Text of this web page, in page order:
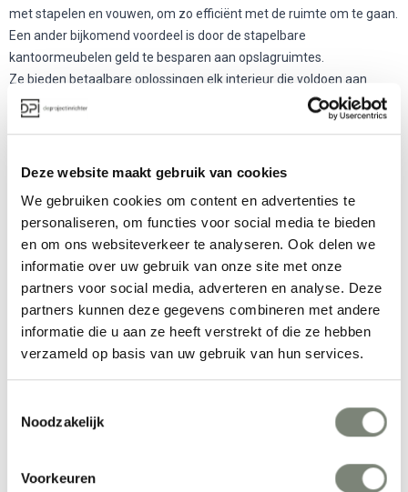
Deze website maakt gebruik van cookies
We gebruiken cookies om content en advertenties te
personaliseren, om functies voor social media te bieden
en om ons websiteverkeer te analyseren. Ook delen we
informatie over uw gebruik van onze site met onze
partners voor social media, adverteren en analyse. Deze
partners kunnen deze gegevens combineren met andere
informatie die u aan ze heeft verstrekt of die ze hebben
verzameld op basis van uw gebruik van hun services.
Noodzakelijk
Voorkeuren
met stapelen en vouwen, om zo efficiënt met de ruimte om te gaan.
Een ander bijkomend voordeel is door de stapelbare
kantoormeubelen geld te besparen aan opslagruimtes.
Ze bieden betaalbare oplossingen elk interieur die voldoen aan
wettelijke eisen en de DIN-norm.
Meer producten van Hiller